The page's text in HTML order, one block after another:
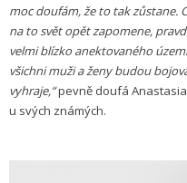
moc doufám, že to tak zůstane.
na to svět opět zapomene,
velmi blízko anektovaného
všichni muži a ženy budou
vyhraje,“pevně doufá
u svých známých.